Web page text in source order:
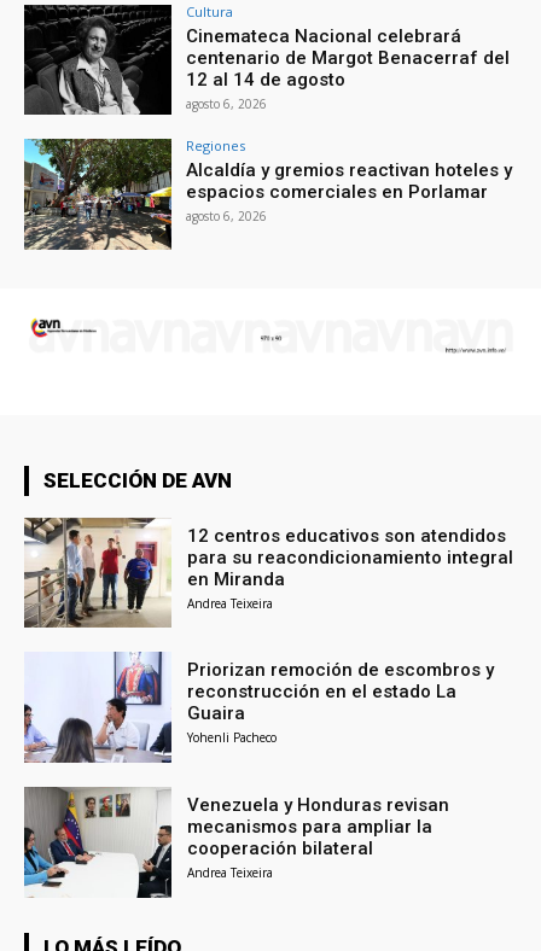
Cultura
Cinemateca Nacional celebrará
centenario de Margot Benacerraf del
12 al 14 de agosto
agosto 6, 2026
Regiones
Alcaldía y gremios reactivan hoteles y
espacios comerciales en Porlamar
agosto 6, 2026
SELECCIÓN DE AVN
12 centros educativos son atendidos
para su reacondicionamiento integral
en Miranda
Andrea Teixeira
Priorizan remoción de escombros y
reconstrucción en el estado La
Guaira
Yohenli Pacheco
Venezuela y Honduras revisan
mecanismos para ampliar la
cooperación bilateral
Andrea Teixeira